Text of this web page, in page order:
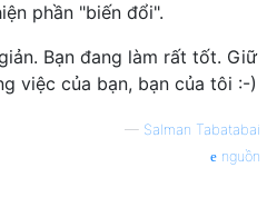
phần "biến đổi".
Bạn đang làm rất tốt. Giữ
việc của bạn, bạn của tôi :-)
— Salman Tabatabai
nguồn